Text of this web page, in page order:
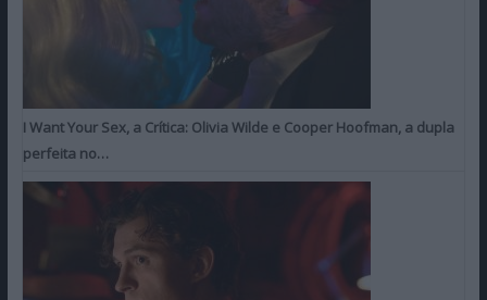
I Want Your Sex, a Crítica: Olivia Wilde e Cooper Hoofman, a dupla
perfeita no…